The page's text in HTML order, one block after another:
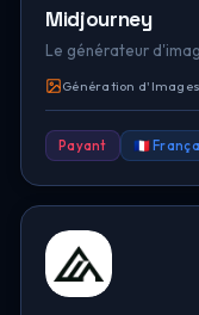
Midjourney
Le générateur
Génération d'Images
Payant 🇫🇷